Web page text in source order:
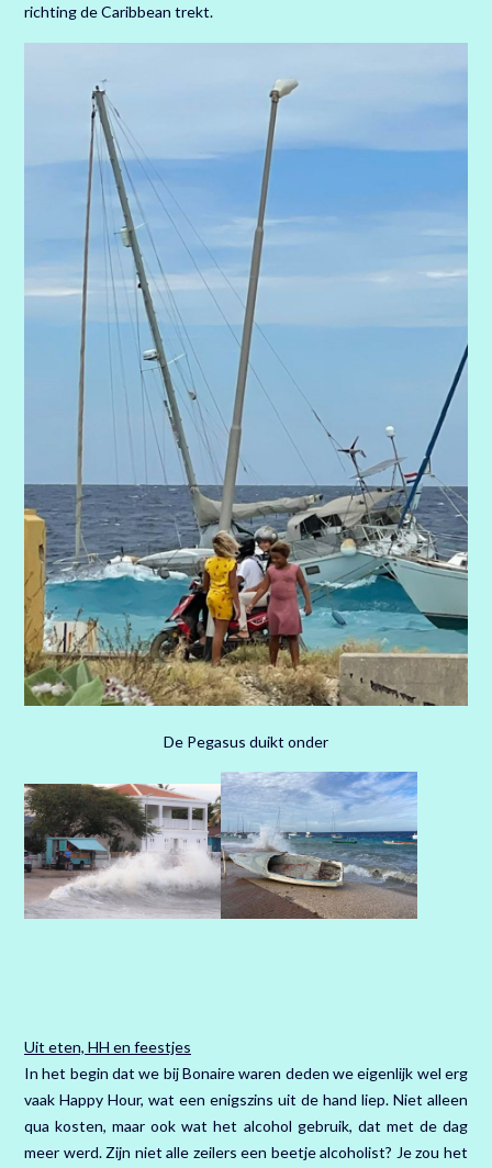
richting de Caribbean trekt.
De Pegasus duikt onder
Uit eten, HH en feestjes
In het begin dat we bij Bonaire waren deden we eigenlijk wel erg
vaak Happy Hour, wat een enigszins uit de hand liep. Niet alleen
qua kosten, maar ook wat het alcohol gebruik, dat met de dag
meer werd. Zijn niet alle zeilers een beetje alcoholist? Je zou het